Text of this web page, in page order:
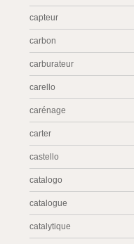
capteur
carbon
carburateur
carello
carénage
carter
castello
catalogo
catalogue
catalytique